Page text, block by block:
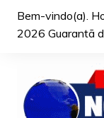
Bem-vindo(a).
2026 Guarantã